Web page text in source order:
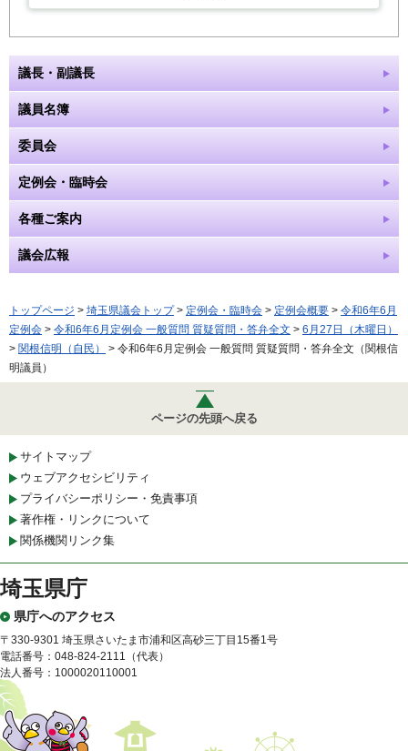
議長・副議長
議員名簿
委員会
定例会・臨時会
各種ご案内
議会広報
トップページ > 埼玉県議会トップ> 定例会・臨時会 > 定例会概要 > 令和6年6月
定例会 > 令和6年6月定例会 一般質問 質疑質問・答弁全文 > 6月27日（木曜日）
> 関根信明（自民）
> 令和6年6月定例会 一般質問 質疑質問・答弁全文（関根信
明議員）
ページの先頭へ戻る
サイトマップ
ウェブアクセシビリティ
プライバシーポリシー・免責事項
著作権・リンクについて
関係機関リンク集
埼玉県庁
県庁へのアクセス
〒330-9301 埼玉県さいたま市浦和区高砂三丁目15番1号
電話番号：048-824-2111（代表）
法人番号：1000020110001